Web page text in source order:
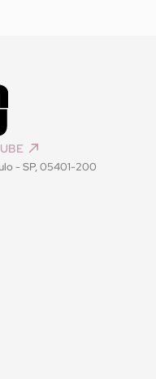
- SP, 05401-200